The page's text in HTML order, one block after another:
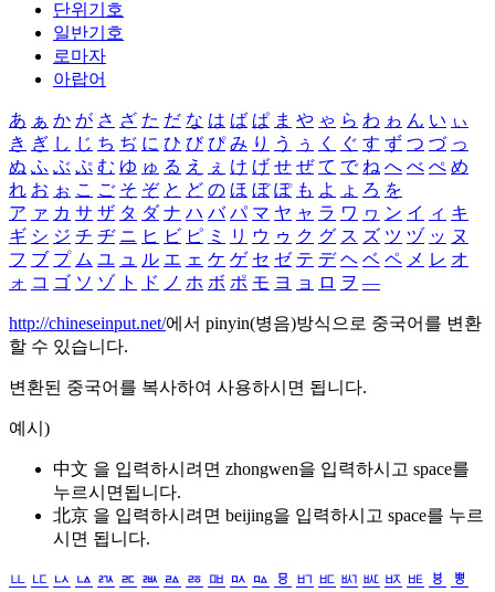
단위기호
일반기호
로마자
아랍어
あ ぁ か が さ ざ た だ な は ば ぱ ま や ゃ ら わ ゎ ん い ぃ
き ぎ し じ ち ぢ に ひ び ぴ み り う ぅ く ぐ す ず つ づ っ
ぬ ふ ぶ ぷ む ゆ ゅ る え ぇ け げ せ ぜ て で ね へ べ ぺ め
れ お ぉ こ ご そ ぞ と ど の ほ ぼ ぽ も よ ょ ろ を
ア ァ カ サ ザ タ ダ ナ ハ バ パ マ ヤ ャ ラ ワ ヮ ン イ ィ キ
ギ シ ジ チ ヂ ニ ヒ ビ ピ ミ リ ウ ゥ ク グ ス ズ ツ ヅ ッ ヌ
フ ブ プ ム ユ ュ ル エ ェ ケ ゲ セ ゼ テ デ ヘ ベ ペ メ レ オ
ォ コ ゴ ソ ゾ ト ド ノ ホ ボ ポ モ ヨ ョ ロ ヲ ―
http://chineseinput.net/에서 pinyin(병음)방식으로 중국어를 변환
할 수 있습니다.
변환된 중국어를 복사하여 사용하시면 됩니다.
예시)
中文 을 입력하시려면 zhongwen을 입력하시고 space를
누르시면됩니다.
北京 을 입력하시려면 beijing을 입력하시고 space를 누르
시면 됩니다.
ㅥ ㅦ ㅧ ㅨ ㅩ ㅪ ㅫ ㅬ ㅭ ㅮ ㅯ ㅰ ㅱ ㅲ ㅳ ㅴ ㅵ ㅶ ㅷ ㅸ
ㅹ